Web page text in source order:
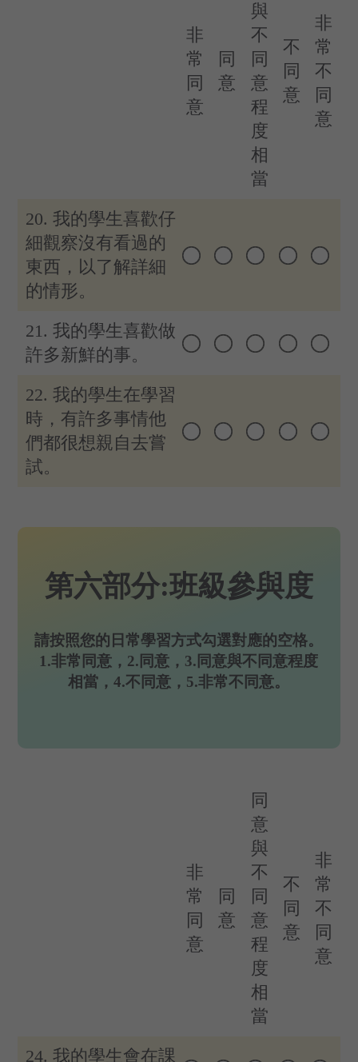
非
常
同
意
同
意
與
不
同
意
程
度
相
當
不
同
意
非
常
不
同
意
20. 我的學生喜歡仔
細觀察沒有看過的
東西，以了解詳細
的情形。
21. 我的學生喜歡做
許多新鮮的事。
22. 我的學生在學習
時，有許多事情他
們都很想親自去嘗
試。
第六部分:班級參與度
請按照您的日常學習方式勾選對應的空格。
1.非常同意，2.同意，3.同意與不同意程度
相當，4.不同意，5.非常不同意。
非
常
同
意
同
意
同
意
與
不
同
意
程
度
相
當
不
同
意
非
常
不
同
意
24. 我的學生會在課